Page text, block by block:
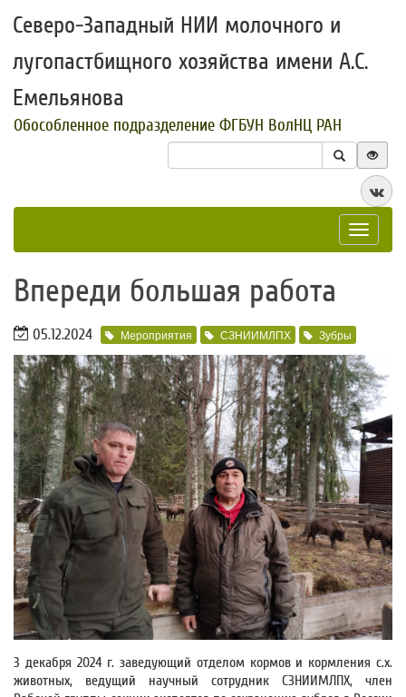
Северо-Западный НИИ молочного и
лугопастбищного хозяйства имени А.С.
Емельянова
Обособленное подразделение ФГБУН ВолНЦ РАН
Toggle
Впереди большая работа
05.12.2024 Мероприятия СЗНИИМЛПХ Зубры
3 декабря 2024 г. заведующий отделом кормов и кормления с.х.
животных, ведущий научный сотрудник СЗНИИМЛПХ, член